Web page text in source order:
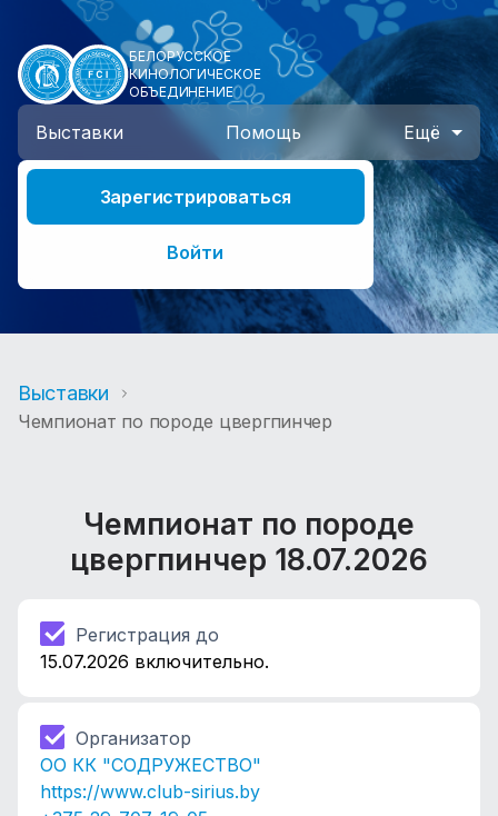
БЕЛОРУССКОЕ
КИНОЛОГИЧЕСКОЕ
ОБЪЕДИНЕНИЕ
Выставки Помощь Ещё
Зарегистрироваться
Войти
Выставки
Чемпионат по породе цвергпинчер
Чемпионат по породе
цвергпинчер 18.07.2026
Регистрация до
15.07.2026 включительно.
Организатор
ОО КК "СОДРУЖЕСТВО"
https://www.club-sirius.by